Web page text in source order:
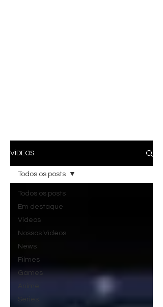
VÍDEOS
Todos os posts
Em destaque
Vídeos
Nossos Vídeos
News
Filmes
Games
Series
Todos os posts